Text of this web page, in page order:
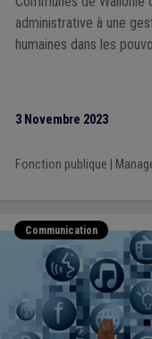
administrative à une
humaines dans les
3 Novembre 2023
Fonction publique
Communication